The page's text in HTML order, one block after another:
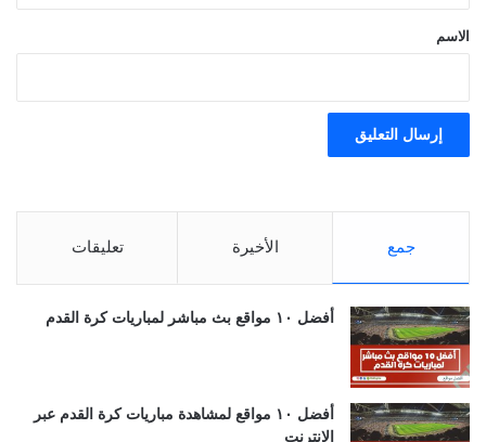
*الاسم
جمع الأخيرة تعليقات
أفضل ١٠ مواقع بث مباشر لمباريات كرة القدم
أفضل ١٠ مواقع لمشاهدة مباريات كرة القدم عبر
الإنترنت